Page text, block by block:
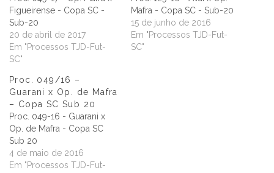
Figueirense - Copa SC -
Sub-20
20 de abril de 2017
Em "Processos TJD-Fut-
SC"
Mafra - Copa SC - Sub-20
15 de junho de 2016
Em "Processos TJD-Fut-
SC"
Proc. 049/16 –
Guarani x Op. de Mafra
– Copa SC Sub 20
Proc. 049-16 - Guarani x
Op. de Mafra - Copa SC
Sub 20
4 de maio de 2016
Em "Processos TJD-Fut-